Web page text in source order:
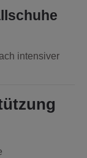
intensiver